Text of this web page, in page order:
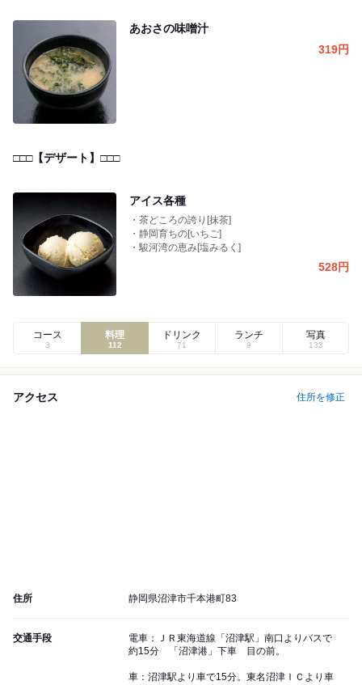
あおさの味噌汁
319円
□□□【デザート】□□□
アイス各種
・茶どころの誇り[抹茶]
・静岡育ちの[いちご]
・駿河湾の恵み[塩みるく]
528円
コース
3
料理
112
ドリンク
71
ランチ
9
写真
133
アクセス 住所を修正
住所 静岡県沼津市千本港町83
交通手段
電車：ＪＲ東海道線「沼津駅」南口よりバスで
約15分 「沼津港」下車 目の前。
車：沼津駅より車で15分。東名沼津ＩＣより車